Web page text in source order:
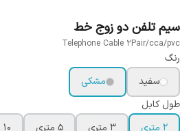
سیم تلفن دو زوج خط
Telephone Cable 2Pair/cca/pvc
رنگ
سفید
مشکی
طول کابل